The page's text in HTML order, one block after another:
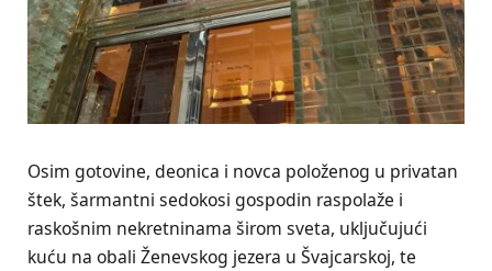
Osim gotovine, deonica i novca položenog u privatan
štek, šarmantni sedokosi gospodin raspolaže i
raskošnim nekretninama širom sveta, uključujući
kuću na obali Ženevskog jezera u Švajcarskoj, te